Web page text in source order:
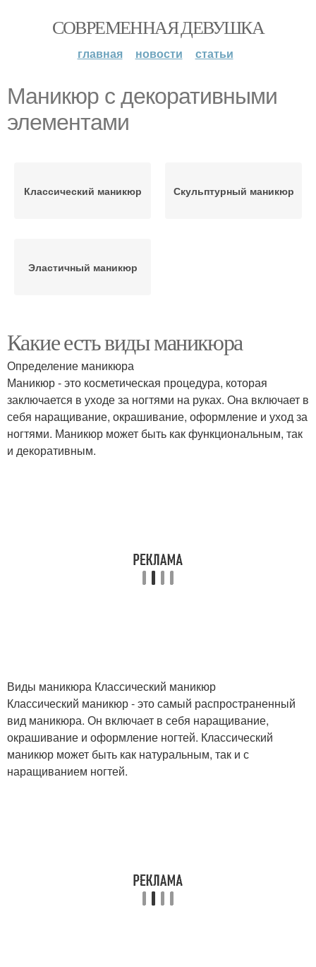
СОВРЕМЕННАЯ ДЕВУШКА
главная новости статьи
Маникюр с декоративными
элементами
Классический маникюр Скульптурный маникюр
Эластичный маникюр
Какие есть виды маникюра
Определение маникюра
Маникюр - это косметическая процедура, которая
заключается в уходе за ногтями на руках. Она включает в
себя наращивание, окрашивание, оформление и уход за
ногтями. Маникюр может быть как функциональным, так
и декоративным.
Виды маникюра Классический маникюр
Классический маникюр - это самый распространенный
вид маникюра. Он включает в себя наращивание,
окрашивание и оформление ногтей. Классический
маникюр может быть как натуральным, так и с
наращиванием ногтей.